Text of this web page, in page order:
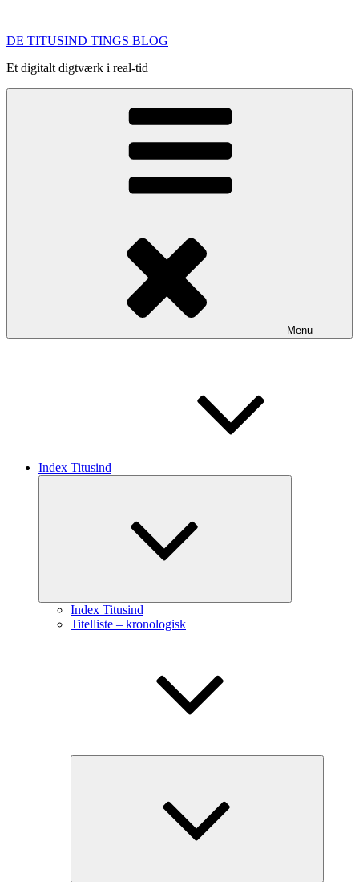
indhold
DE TITUSIND TINGS BLOG
Et digitalt digtværk i real-tid
Menu
Index Titusind
Index Titusind
Titelliste – kronologisk